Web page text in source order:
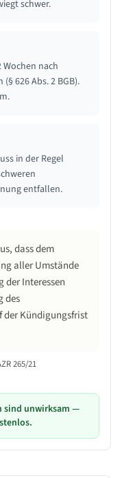
schwer.
nach
626 Abs. 2 BGB).
in der Regel
entfallen.
dass dem
aller Umstände
der Interessen
des
der Kündigungsfrist
265/21
sind unwirksam —